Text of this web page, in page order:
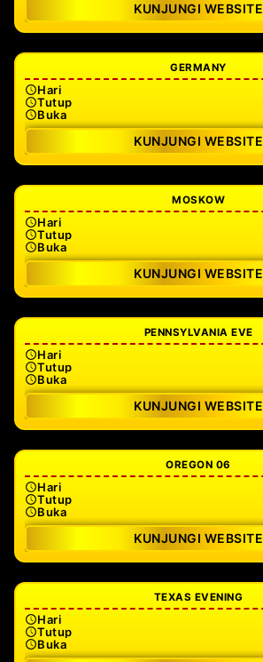
KUNJUNGI WEBSITE
GERMANY
Hari
Tutup
Buka
KUNJUNGI WEBSITE
MOSKOW
Hari
Tutup
Buka
KUNJUNGI WEBSITE
PENNSYLVANIA EVE
Hari
Tutup
Buka
KUNJUNGI WEBSITE
OREGON 06
Hari
Tutup
Buka
KUNJUNGI WEBSITE
TEXAS EVENING
Hari
Tutup
Buka